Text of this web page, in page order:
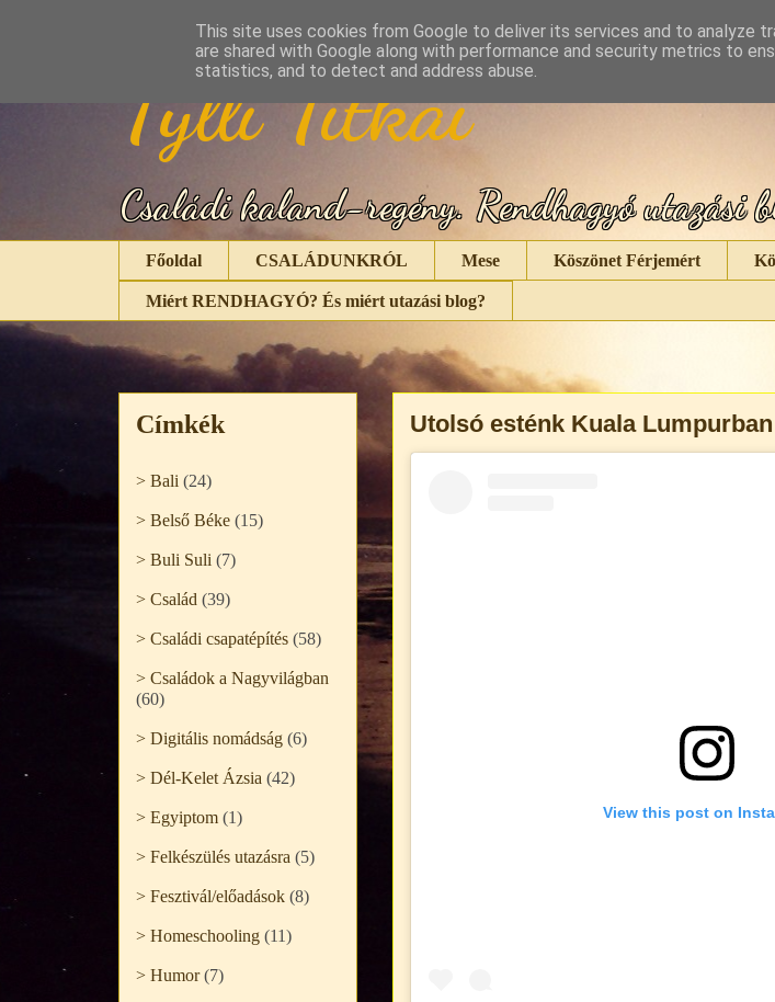
Tylli Titkai
Családi kaland-regény. Rendhagyó utazási
Főoldal CSALÁDUNKRÓL Mese Köszönet Férjemért
Miért RENDHAGYÓ? És miért utazási blog?
Utolsó esténk Kuala Lumpurban
View this post on
Címkék
> Bali (24)
> Belső Béke (15)
> Buli Suli (7)
> Család (39)
> Családi csapatépítés (58)
> Családok a Nagyvilágban
(60)
> Digitális nomádság (6)
> Dél-Kelet Ázsia (42)
> Egyiptom (1)
> Felkészülés utazásra (5)
> Fesztivál/előadások (8)
> Homeschooling (11)
> Humor (7)
This site uses cookies from Google to deliver its services and to analyze
are shared with Google along with performance and security metrics to
statistics, and to detect and address abuse.